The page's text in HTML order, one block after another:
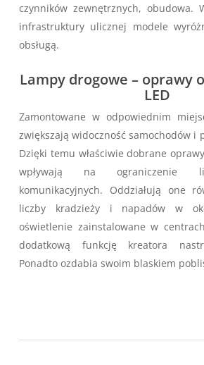
czynników zewnętrznych, obudowa.
infrastruktury ulicznej modele
obsługą.
Lampy drogowe – oprawy
LED
Zamontowane w odpowiednim
zwiększają widoczność samochodów i
Dzięki temu właściwie dobrane
wpływają na ograniczenie
komunikacyjnych. Oddziałują one
liczby kradzieży i napadów w
oświetlenie zainstalowane w
dodatkową funkcję kreatora
Ponadto ozdabia swoim blaskiem